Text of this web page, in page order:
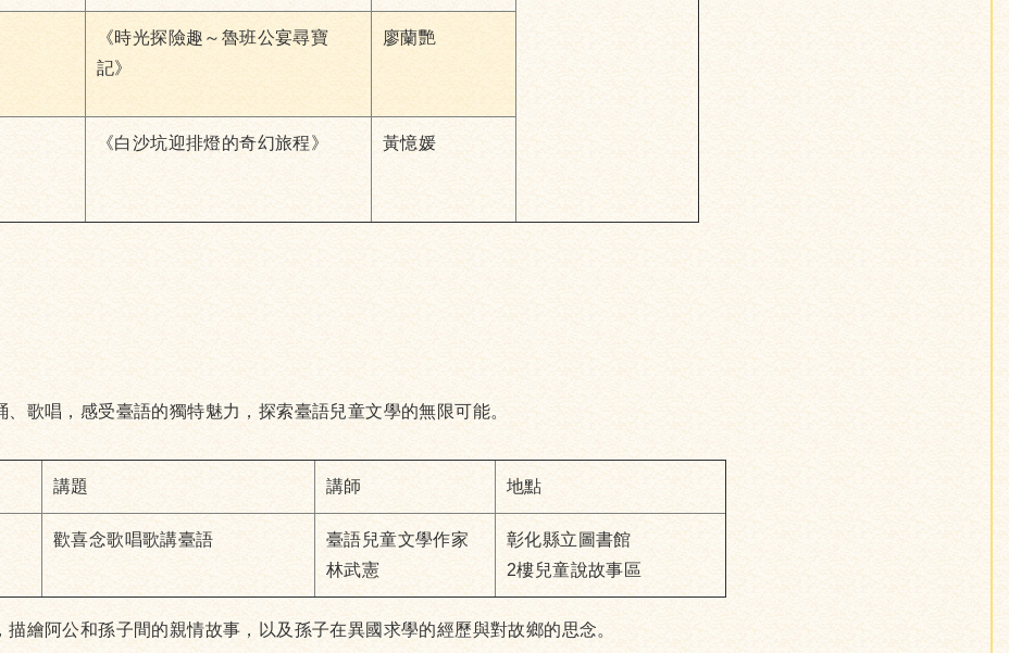
《時光探險趣～魯班公宴尋寶
記》
廖蘭艷
《白沙坑迎排燈的奇幻旅程》 黃憶媛
歌唱，感受臺語的獨特魅力，探索臺語兒童文學的無限可能。
講題 講師 地點
歡喜念歌唱歌講臺語
臺語兒童文學作家
林武憲
彰化縣立圖書館
2樓兒童說故事區
繪阿公和孫子間的親情故事，以及孫子在異國求學的經歷與對故鄉的思念。